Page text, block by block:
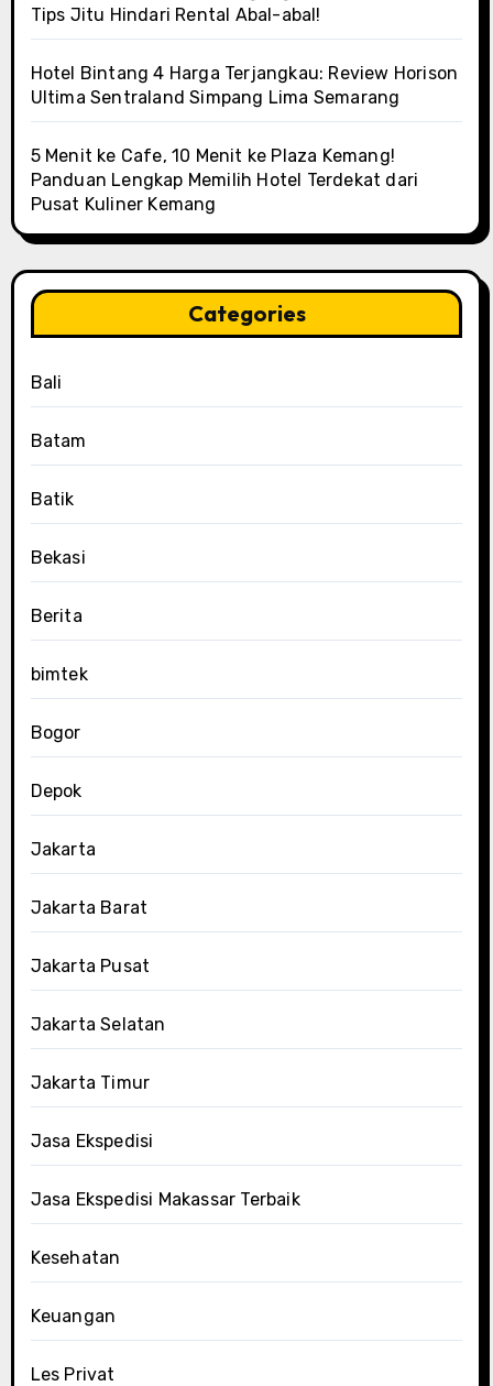
Tips Jitu Hindari Rental Abal-abal!
Hotel Bintang 4 Harga Terjangkau: Review Horison
Ultima Sentraland Simpang Lima Semarang
5 Menit ke Cafe, 10 Menit ke Plaza Kemang!
Panduan Lengkap Memilih Hotel Terdekat dari
Pusat Kuliner Kemang
Categories
Bali
Batam
Batik
Bekasi
Berita
bimtek
Bogor
Depok
Jakarta
Jakarta Barat
Jakarta Pusat
Jakarta Selatan
Jakarta Timur
Jasa Ekspedisi
Jasa Ekspedisi Makassar Terbaik
Kesehatan
Keuangan
Les Privat